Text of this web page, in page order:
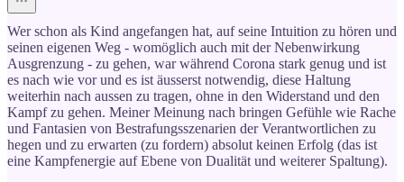
Wer schon als Kind angefangen hat, auf seine Intuition zu hören und
seinen eigenen Weg - womöglich auch mit der Nebenwirkung
Ausgrenzung - zu gehen, war während Corona stark genug und ist
es nach wie vor und es ist äusserst notwendig, diese Haltung
weiterhin nach aussen zu tragen, ohne in den Widerstand und den
Kampf zu gehen. Meiner Meinung nach bringen Gefühle wie Rache
und Fantasien von Bestrafungsszenarien der Verantwortlichen zu
hegen und zu erwarten (zu fordern) absolut keinen Erfolg (das ist
eine Kampfenergie auf Ebene von Dualität und weiterer Spaltung).